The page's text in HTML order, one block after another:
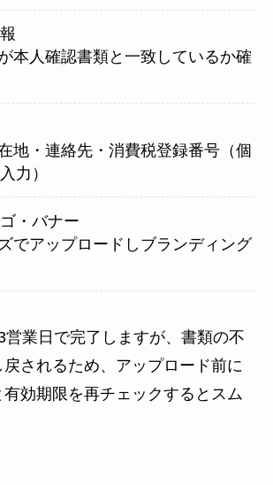
本人確認書類と一致しているか確
地・連絡先・消費税登録番号（個
力）
・バナー
でアップロードしブランディング
営業日で完了しますが、書類の不
されるため、アップロード前に
効期限を再チェックするとスム